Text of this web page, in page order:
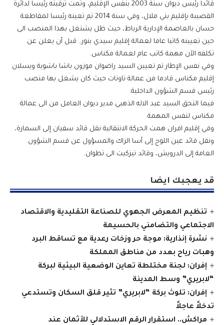
قائدا رئيس ديوان سنة 2003 بنفس الإقليم، وتمت ترقيته رئيسا لدائرة
القصيبة بإقليم بني ملال، وفي سنة 2014 تم تعينه رئيسا لمقاطعة
حسان بالعاصمة الإدارية الرباط، حيث ظل يشتغل بهذا المنصب الى
حين تعيينه كاتبا عاما لعمالة إقليم سيدي بنور.. قبل أن يعلن عن
تكلفه الآن مهمة كاتب عام لعمالة مكناس.
وفي نفس الإطار تم تعيين السيد راضوان موزون باشا باشوية ويسلان
إقليم مكناس قادما من عمالة تاونات حيث كان يشغل بها منصب
رئيس قسم الشؤون الداخلية.
فيما التحق السيد عبد الاله الذهبي مدير ديوان العامل من الى عمالة
مكناس لنفس المهمة.
وفي إقليم افران همت الحركة الانتقالية نقل قائد سفيان إلى السمارة،
ونقل قائد عين اللوح إلى أسا الزاك والمسؤول عن قسم الشؤون
العامة إلى الدرويش، وقائد تيزكيت الى تطوان.
قد يعجبك ايضا
تنظيم المعرض الجهوي للصناعة التقليدية والاقتصاد
الاجتماعي والتضامني بالحسيمة
نشرة إنذارية: موجة حر وزخات رعدية مع تساقط البرد
وهبات رياح بعدد من مناطق المملكة
إفران: لجنة مختلطة تعاين الوضعية البيئية لبركة
“لابريري” وسط المدينة
إفران: تلوث بركة “لابريري” تثير قلق السكان وتستدعي
تدخلاً عاجلاً
مراكش.. استقرار الرقم الاستدلالي للأثمان عند